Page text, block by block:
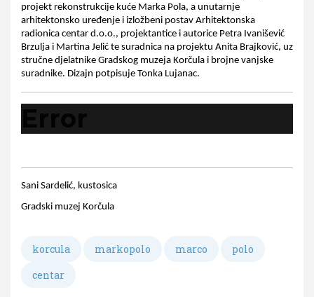
projekt rekonstrukcije kuće Marka Pola, a unutarnje
arhitektonsko uređenje i izložbeni postav Arhitektonska
radionica centar d.o.o., projektantice i autorice Petra Ivanišević
Brzulja i Martina Jelić te suradnica na projektu Anita Brajković, uz
stručne djelatnike Gradskog muzeja Korčula i brojne vanjske
suradnike. Dizajn potpisuje Tonka Lujanac.
Sani Sardelić, kustosica
Gradski muzej Korčula
korcula markopolo marco
polo
centar